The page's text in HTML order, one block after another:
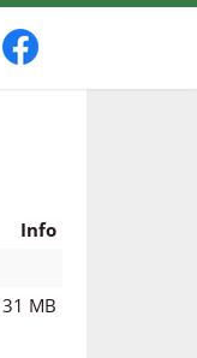
Info
31 MB